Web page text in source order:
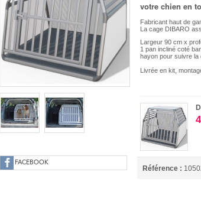
FACEBOOK
votre chien en
Fabricant haut de
La cage DIBARO
Largeur 90 cm x
1 pan incliné coté
hayon pour suivre la
Livrée en kit,
Référence :